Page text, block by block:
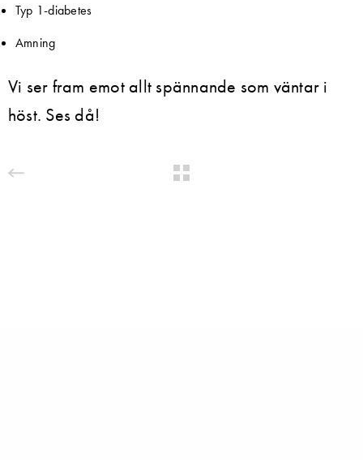
Typ 1-diabetes
Amning
Vi ser fram emot allt spännande som väntar i
höst. Ses då!